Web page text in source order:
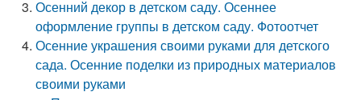
Осенний декор в детском саду. Осеннее
оформление группы в детском саду. Фотоотчет
Осенние украшения своими руками для детского
сада. Осенние поделки из природных материалов
своими руками